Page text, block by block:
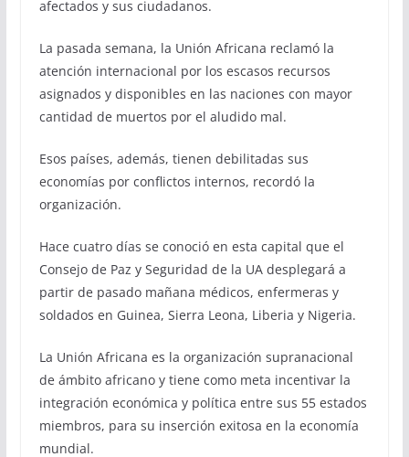
afectados y sus ciudadanos.
La pasada semana, la Unión Africana reclamó la
atención internacional por los escasos recursos
asignados y disponibles en las naciones con mayor
cantidad de muertos por el aludido mal.
Esos países, además, tienen debilitadas sus
economías por conflictos internos, recordó la
organización.
Hace cuatro días se conoció en esta capital que el
Consejo de Paz y Seguridad de la UA desplegará a
partir de pasado mañana médicos, enfermeras y
soldados en Guinea, Sierra Leona, Liberia y Nigeria.
La Unión Africana es la organización supranacional
de ámbito africano y tiene como meta incentivar la
integración económica y política entre sus 55 estados
miembros, para su inserción exitosa en la economía
mundial.